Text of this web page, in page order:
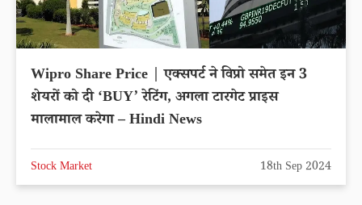
Wipro Share Price | एक्सपर्ट ने विप्रो समेत इन 3
शेयरों को दी ‘BUY’ रेटिंग, अगला टारगेट प्राइस
मालामाल करेगा – Hindi News
Stock Market 18th Sep 2024